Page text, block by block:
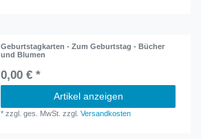
Geburtstagkarten - Zum Geburtstag - Bücher
und Blumen
0,00 € *
Artikel anzeigen
*zzgl. ges. MwSt. zzgl.Versandkosten